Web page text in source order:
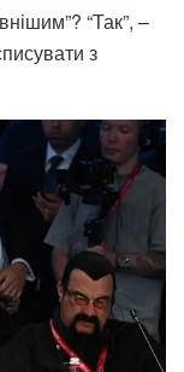
“Так”, –
з